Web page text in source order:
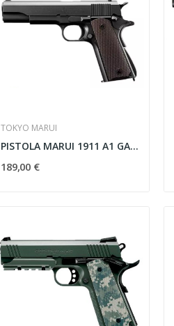
TOKYO MARUI
PISTOLA MARUI 1911 A1 GAS NEGRA-MARRON
189,00 €